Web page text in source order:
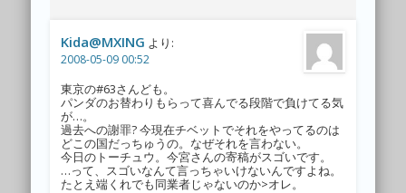
Kida@MXING より:
2008-05-09 00:52
東京の#63さんども。
パンダのお替わりもらって喜んでる段階で負けてる気
が…。
過去への謝罪? 今現在チベットでそれをやってるのは
どこの国だっちゅうの。なぜそれを言わない。
今日のトーチュウ。今宮さんの寄稿がスゴいです。
…って、スゴいなんて言っちゃいけないんですよね。
たとえ端くれでも同業者じゃないのか>オレ。